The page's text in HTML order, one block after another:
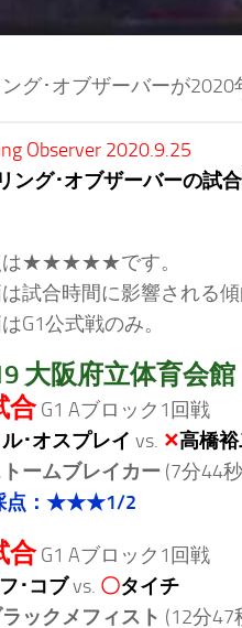
グ･オブザーバーが2020
Observer 2020.9.25
ング･オブザーバーの試
は★★★★★です。
試合時間に影響される傾
G1公式戦のみ。
大阪府立体育会館
合G1 Aブロック1回戦
･オスプレイ vs. ✕高橋
ームブレイカー (7分44
点：★★★1/2
合G1 Aブロック1回戦
･コブvs. 〇タイチ
ックメフィスト (12分47